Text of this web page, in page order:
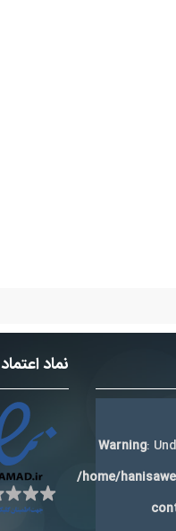
Warning:
/home/
نماد اعتماد